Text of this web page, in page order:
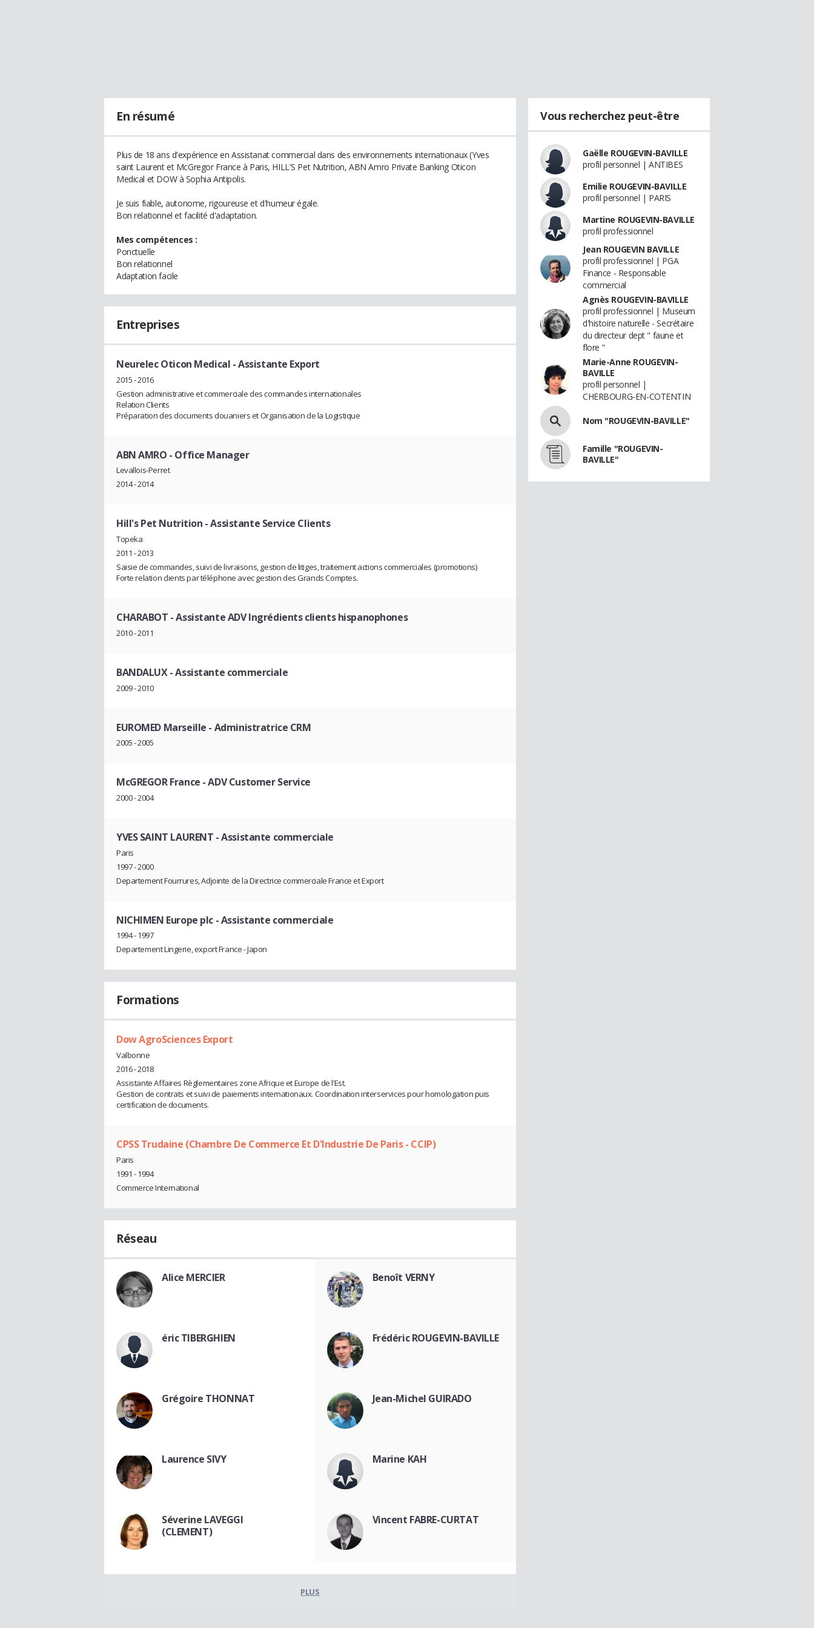
En résumé
Plus de 18 ans d'expérience en Assistanat commercial dans des environnements internationaux (Yves
saint Laurent et McGregor France à Paris, HILL'S Pet Nutrition, ABN Amro Private Banking Oticon
Medical et DOW à Sophia Antipolis.
Je suis fiable, autonome, rigoureuse et d'humeur égale.
Bon relationnel et facilité d'adaptation.
Mes compétences :
Ponctuelle
Bon relationnel
Adaptation facile
Entreprises
Neurelec Oticon Medical - Assistante Export
2015 - 2016
Gestion administrative et commerciale des commandes internationales
Relation Clients
Préparation des documents douaniers et Organisation de la Logistique
ABN AMRO - Office Manager
Levallois-Perret
2014 - 2014
Hill's Pet Nutrition - Assistante Service Clients
Topeka
2011 - 2013
Saisie de commandes, suivi de livraisons, gestion de litiges, traitement actions commerciales (promotions)
Forte relation clients par téléphone avec gestion des Grands Comptes.
CHARABOT - Assistante ADV Ingrédients clients hispanophones
2010 - 2011
BANDALUX- Assistante commerciale
2009 - 2010
EUROMED Marseille - Administratrice CRM
2005 - 2005
McGREGOR France - ADV Customer Service
2000 - 2004
YVES SAINT LAURENT - Assistante commerciale
Paris
1997 - 2000
Departement Fourrures, Adjointe de la Directrice commerciale France et Export
NICHIMEN Europe plc - Assistante commerciale
1994 - 1997
Departement Lingerie, export France - Japon
Formations
Dow AgroSciences Export
Valbonne
2016 - 2018
Assistante Affaires Règlementaires zone Afrique et Europe de l’Est.
Gestion de contrats et suivi de paiements internationaux. Coordination interservices pour homologation puis
certification de documents.
CPSS Trudaine (Chambre De Commerce Et D'Industrie De Paris - CCIP)
Paris
1991 - 1994
Commerce International
Réseau
Alice MERCIER Benoît VERNY
éric TIBERGHIEN Frédéric ROUGEVIN-BAVILLE
Grégoire THONNAT Jean-Michel GUIRADO
Laurence SIVY Marine KAH
Séverine LAVEGGI
(CLEMENT)
Vincent FABRE-CURTAT
PLUS
Vous recherchez peut-être
Gaëlle ROUGEVIN-BAVILLE
profil personnel | ANTIBES
Emilie ROUGEVIN-BAVILLE
profil personnel | PARIS
Martine ROUGEVIN-BAVILLE
profil professionnel
Jean ROUGEVIN BAVILLE
profil professionnel | PGA
Finance - Responsable
commercial
Agnès ROUGEVIN-BAVILLE
profil professionnel | Museum
d'histoire naturelle - Secrétaire
du directeur dept " faune et
flore "
Marie-Anne ROUGEVIN-
BAVILLE
profil personnel |
CHERBOURG-EN-COTENTIN
Nom "ROUGEVIN-BAVILLE"
Famille "ROUGEVIN-
BAVILLE"